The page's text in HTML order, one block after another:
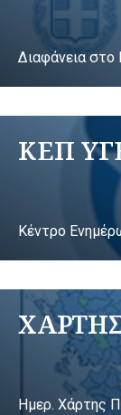
Διαφάνεια στο
ΚΕΠ
Κέντρο
Ημερ. Χάρτης